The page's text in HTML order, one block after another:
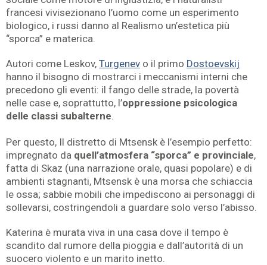
francesi vivisezionano l’uomo come un esperimento
biologico, i russi danno al Realismo un’estetica più
“sporca” e materica.
Autori come Leskov, Turgenev o il primo Dostoevskij
hanno il bisogno di mostrarci i meccanismi interni che
precedono gli eventi: il fango delle strade, la povertà
nelle case e, soprattutto, l’oppressione psicologica
delle classi subalterne
Per questo, Il distretto di Mtsensk è l’esempio perfetto:
impregnato da quell’atmosfera “sporca” e provinciale,
fatta di Skaz (una narrazione orale, quasi popolare) e di
ambienti stagnanti, Mtsensk è una morsa che schiaccia
le ossa; sabbie mobili che impediscono ai personaggi di
sollevarsi, costringendoli a guardare solo verso l’abisso.
Katerina è murata viva in una casa dove il tempo è
scandito dal rumore della pioggia e dall’autorità di un
suocero violento e un marito inetto.